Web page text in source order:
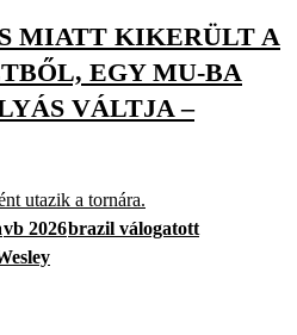
MIATT KIKERÜLT A
EGY MU-BA
VÁLTJA –
utazik a tornára.
vb 2026brazil válogatott